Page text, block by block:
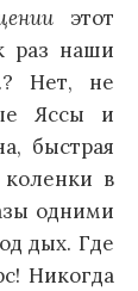
этот
раз наши
Нет, не
Яссы и
быстрая
в
одними
дых. Где
Никогда